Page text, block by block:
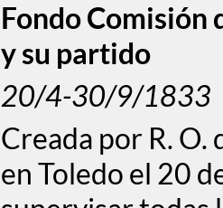
Fondo Comisión
y su partido
20/4-30/9/1833
Creada por R. O.
en Toledo el 20